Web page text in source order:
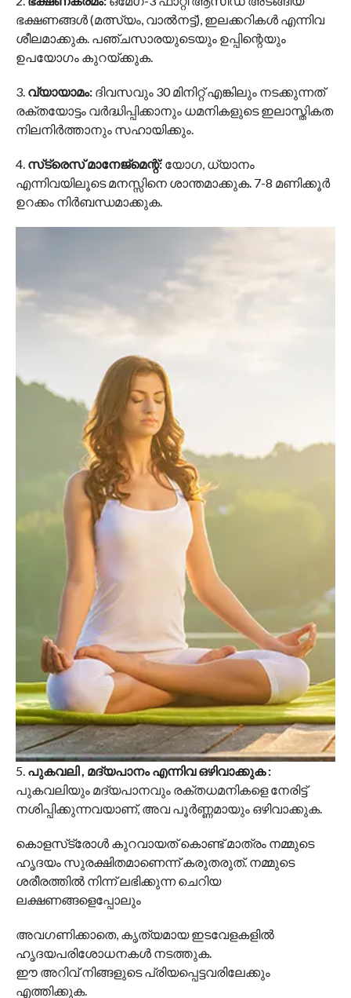
ടെസ്റ്റുകൾ ചെയ്യുക :
കൊളസ്‌ട്രോൾ
പരിശോധനയ്ക്ക് പുറമെ, ഹൃദയത്തിലെ വീക്കം
അളക്കുന്ന CRP (C-Reactive Protein) ടെസ്റ്റ് കൂടി
ഡോക്ടറുടെ നിർദ്ദേശപ്രകാരം ചെയ്യാവുന്നതാണ്.
ഒമേഗ-3 ഫാറ്റി ആസിഡ് അടങ്ങിയ
ശീലമാക്കുക. പഞ്ചസാരയുടെയും ഉപ്പിന്റെയും
ഉപയോഗം കുറയ്ക്കുക.
വ്യായാമം:ദിവസവും 30 മിനിറ്റ് എങ്കിലും നടക്കുന്നത്
രക്തയോട്ടം വർദ്ധിപ്പിക്കാനും ധമനികളുടെ ഇലാസ്തികത
നിലനിർത്താനും സഹായിക്കും.
സ്‌ട്രെസ് മാനേജ്മെന്റ്:യോഗ, ധ്യാനം
എന്നിവയിലൂടെ മനസ്സിനെ ശാന്തമാക്കുക. 7-8 മണിക്കൂർ
ഉറക്കം നിർബന്ധമാക്കുക.